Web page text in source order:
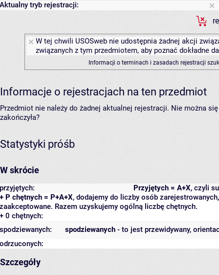
Aktualny tryb rejestracji:
W tej chwili USOSweb nie udostępnia żadnej akcji
związanych z tym przedmiotem, aby poznać dokładne
Informacji o terminach i zasadach rejestracji
Informacje o rejestracjach na ten przedmiot
Przedmiot nie należy do żadnej aktualnej rejestracji. Nie można
zakończyła?
Statystyki próśb
W skrócie
Przyjętych = A+X, czyli
przyjętych:
+ P chętnych = P+A+X, dodajemy do liczby osób
zaakceptowane. Razem uzyskujemy ogólną liczbę chętnych.
+ 0 chętnych:
spodziewanych - to jest przewidywany,
spodziewanych:
odrzuconych:
Szczegóły